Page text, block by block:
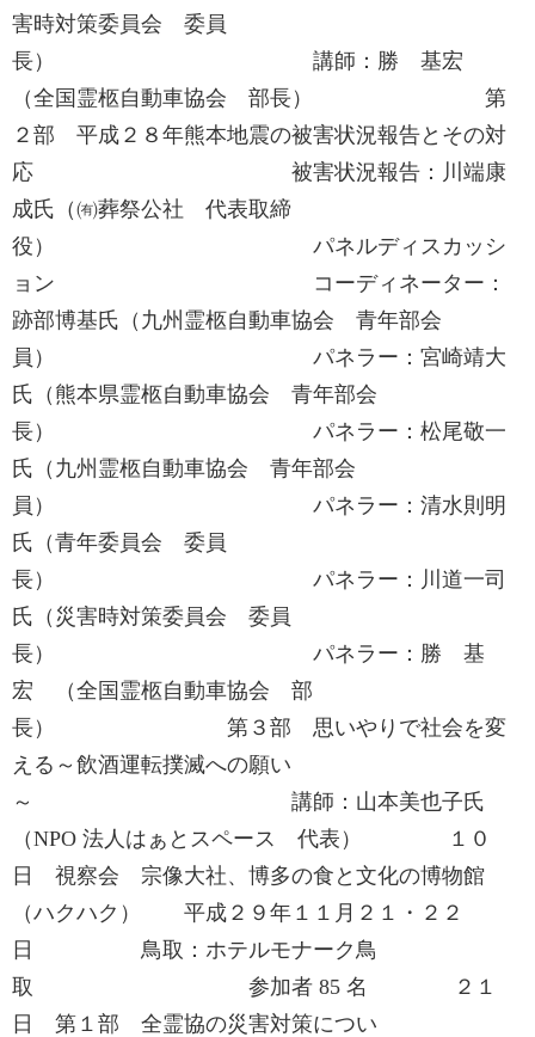
害時対策委員会 委員
長） 講師：勝 基宏
（全国霊柩自動車協会 部長） 第
２部 平成２８年熊本地震の被害状況報告とその対
応 被害状況報告：川端康
成氏（㈲葬祭公社 代表取締
役） パネルディスカッシ
ョン コーディネーター：
跡部博基氏（九州霊柩自動車協会 青年部会
員） パネラー：宮崎靖大
氏（熊本県霊柩自動車協会 青年部会
長） パネラー：松尾敬一
氏（九州霊柩自動車協会 青年部会
員） パネラー：清水則明
氏（青年委員会 委員
長） パネラー：川道一司
氏（災害時対策委員会 委員
長） パネラー：勝 基
宏 （全国霊柩自動車協会 部
長） 第３部 思いやりで社会を変
える～飲酒運転撲滅への願い
～ 講師：山本美也子氏
（NPO 法人はぁとスペース 代表） １０
日 視察会 宗像大社、博多の食と文化の博物館
（ハクハク） 平成２９年１１月２１・２２
日 鳥取：ホテルモナーク鳥
取 参加者 85 名 ２１
日 第１部 全霊協の災害対策につい